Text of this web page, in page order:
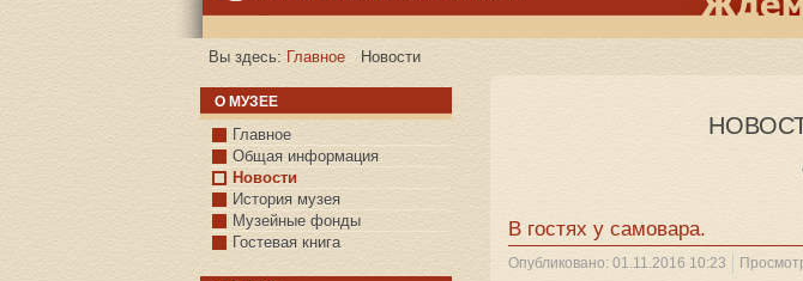
Вы здесь: Главное Новости
О МУЗЕЕ
Главное
Общая информация
Новости
История музея
Музейные фонды
Гостевая книга
В гостях у самовара.
Опубликовано: 01.11.2016 10:23